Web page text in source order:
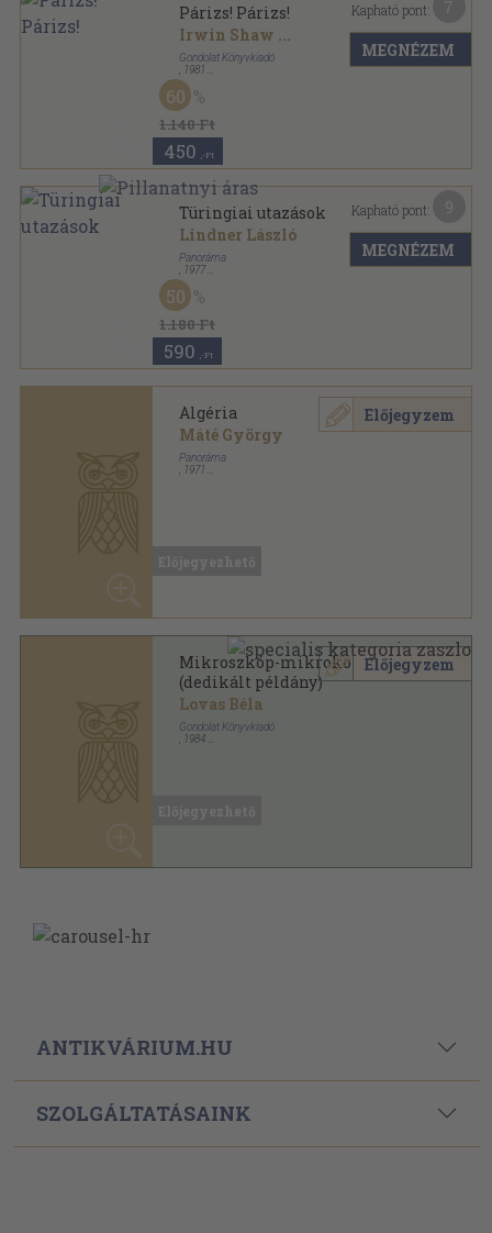
Párizs! Párizs!
Irwin Shaw ...
Gondolat Könyvkiadó
1981
Fűzött kemény papírkötés
Világjárók sorozat
1.140 Ft
60
450 ,-Ft
Kapható pont:
MEGNÉZEM
Türingiai utazások
Lindner László
Panoráma
1977
Fűzött kemény papírkötés
Panoráma "mini" útikönyvek sorozat
1.180 Ft
50
590 ,-Ft
Kapható pont:
MEGNÉZEM
Algéria
Máté György
Panoráma
1971
Előjegyzem
Mikroszkóp-mikrokozmosz
(dedikált példány)
Lovas Béla
Gondolat Könyvkiadó
1984
Előjegyzem
ANTIKVÁRIUM.HU
SZOLGÁLTATÁSAINK